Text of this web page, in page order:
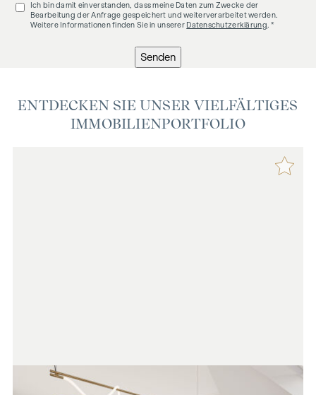
Ich bin damit einverstanden, dass meine Daten zum Zwecke der
Bearbeitung der Anfrage gespeichert und weiterverarbeitet werden.
Weitere Informationen finden Sie in unserer Datenschutzerklärung . *
Senden
ENTDECKEN SIE UNSER VIELFÄLTIGES
IMMOBILIENPORTFOLIO